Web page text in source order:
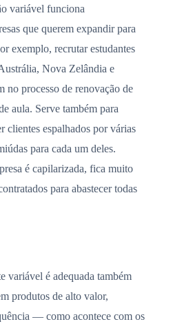
variável funciona
que querem expandir para
exemplo, recrutar estudantes
Nova Zelândia e
no processo de renovação de
aula. Serve também para
clientes espalhados por várias
para cada um deles.
é capilarizada, fica muito
para abastecer todas
variável é adequada também
produtos de alto valor,
— como acontece com os